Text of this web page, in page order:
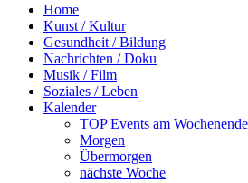
Home
Kunst / Kultur
Gesundheit / Bildung
Nachrichten / Doku
Musik / Film
Soziales / Leben
Kalender
TOP Events am Wochenende
Morgen
Übermorgen
nächste Woche